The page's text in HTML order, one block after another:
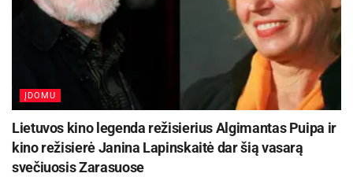
ĮDOMU
Lietuvos kino legenda režisierius Algimantas Puipa ir
kino režisierė Janina Lapinskaitė dar šią vasarą
svečiuosis Zarasuose